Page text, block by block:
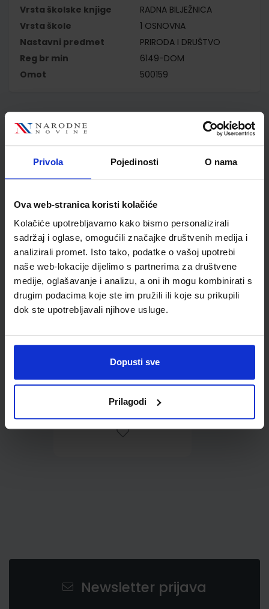
Privola Pojedinosti O nama
Ova web-stranica koristi kolačiće
Kolačiće upotrebljavamo kako bismo personalizirali
sadržaj i oglase, omogućili značajke društvenih medija i
analizirali promet. Isto tako, podatke o vašoj upotrebi
naše web-lokacije dijelimo s partnerima za društvene
medije, oglašavanje i analizu, a oni ih mogu kombinirati s
drugim podacima koje ste im pružili ili koje su prikupili
dok ste upotrebljavali njihove usluge.
Dopusti sve
Prilagodi
Vrsta školske knjige
RADNA BILJEŽNICA
Vrsta škole
1 OSNOVNA
Nastavni predmet
PRIRODA I DRUŠTVO
Reg br min
6149-DOM
Omot
500159
Kupci najčešće biraju..
Omot PVC za školske
udžbenike; dimenzije
424x277; tip 159
0,85 €
Newsletter prijava